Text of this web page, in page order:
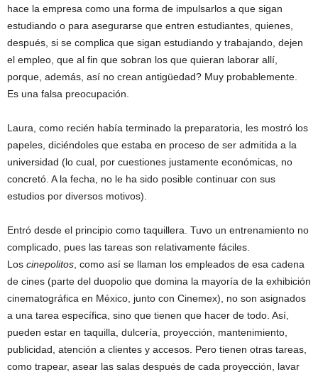
hace la empresa como una forma de impulsarlos a que sigan
estudiando o para asegurarse que entren estudiantes, quienes,
después, si se complica que sigan estudiando y trabajando, dejen
el empleo, que al fin que sobran los que quieran laborar allí,
porque, además, así no crean antigüedad? Muy probablemente.
Es una falsa preocupación.
Laura, como recién había terminado la preparatoria, les mostró los
papeles, diciéndoles que estaba en proceso de ser admitida a la
universidad (lo cual, por cuestiones justamente económicas, no
concretó. A la fecha, no le ha sido posible continuar con sus
estudios por diversos motivos).
Entró desde el principio como taquillera. Tuvo un entrenamiento no
complicado, pues las tareas son relativamente fáciles.
Los cinepolitos , como así se llaman los empleados de esa cadena
de cines (parte del duopolio que domina la mayoría de la exhibición
cinematográfica en México, junto con Cinemex), no son asignados
a una tarea específica, sino que tienen que hacer de todo. Así,
pueden estar en taquilla, dulcería, proyección, mantenimiento,
publicidad, atención a clientes y accesos. Pero tienen otras tareas,
como trapear, asear las salas después de cada proyección, lavar